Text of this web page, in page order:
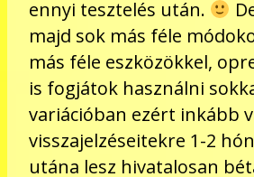
ennyi tesztelés után.
majd sok más féle
más féle eszközökkel,
is fogjátok használni
variációban ezért inkább
visszajelzéseitekre 1-2
utána lesz hivatalosan